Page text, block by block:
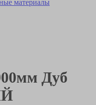
материалы
Дуб